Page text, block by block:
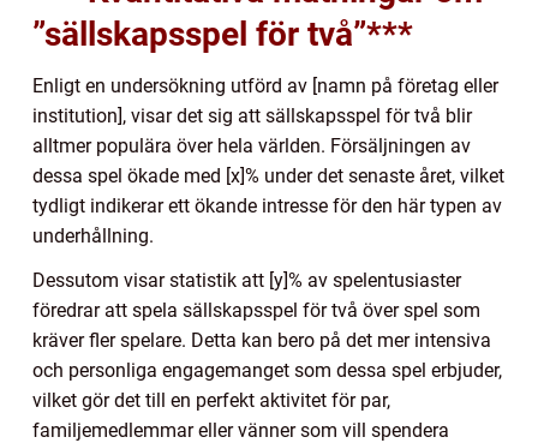
”sällskapsspel för två”***
Enligt en undersökning utförd av [namn på företag eller
institution], visar det sig att sällskapsspel för två blir
alltmer populära över hela världen. Försäljningen av
dessa spel ökade med [x]% under det senaste året, vilket
tydligt indikerar ett ökande intresse för den här typen av
underhållning.
Dessutom visar statistik att [y]% av spelentusiaster
föredrar att spela sällskapsspel för två över spel som
kräver fler spelare. Detta kan bero på det mer intensiva
och personliga engagemanget som dessa spel erbjuder,
vilket gör det till en perfekt aktivitet för par,
familjemedlemmar eller vänner som vill spendera